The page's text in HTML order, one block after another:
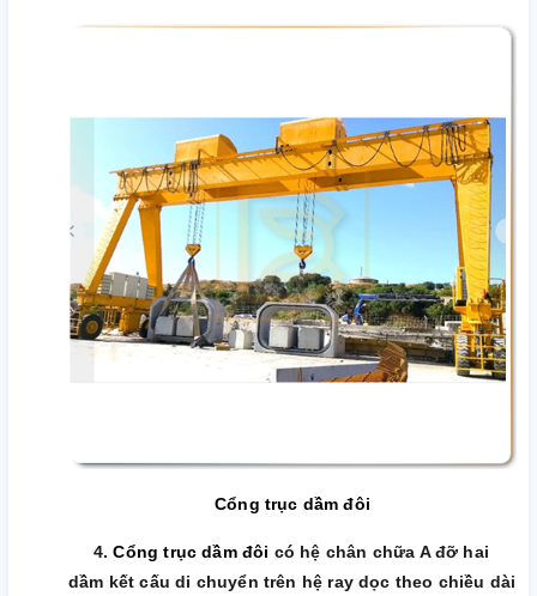
Cổng trục dầm đôi
4.Cổng trục dầm đôi có hệ chân chữa A đỡ hai
dầm kết cấu di chuyển trên hệ ray dọc theo chiều dài